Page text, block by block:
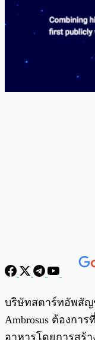
พร้อมเล่น
บริษัทสตาร์ทอัพสัญ
Ambrosus ต้องการ
อาหารโดยการสร้า